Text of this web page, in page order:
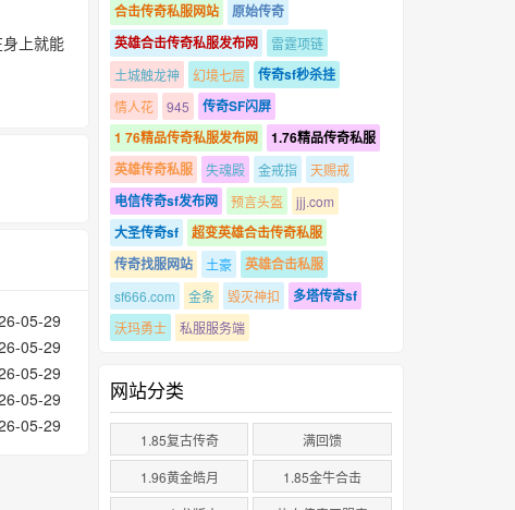
上就能
05-29
05-29
05-29
05-29
05-29
合击传奇私服网站
原始传奇
英雄合击传奇私服发布网
雷霆项链
土城触龙神
幻境七层 传奇sf秒杀挂
情人花 945
传奇SF闪屏
1 76精品传奇私服发布网
1.76精品传奇私服
英雄传奇私服
失魂殿 金戒指 天赐戒
电信传奇sf发布网 预言头盔 jjj.com
大圣传奇sf
超变英雄合击传奇私服
传奇找服网站
土豪 英雄合击私服
sf666.com 金条 毁灭神扣 多塔传奇sf
沃玛勇士 私服服务端
网站分类
1.85复古传奇
满回馈
1.96黄金皓月
1.85金牛合击